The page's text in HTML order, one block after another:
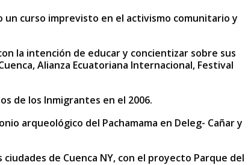
un curso imprevisto en el activismo comunitario y
la intención de educar y concientizar sobre sus
Alianza Ecuatoriana Internacional, Festival
de los Inmigrantes en el 2006.
arqueológico del Pachamama en Deleg- Cañar y
de Cuenca NY, con el proyecto Parque del